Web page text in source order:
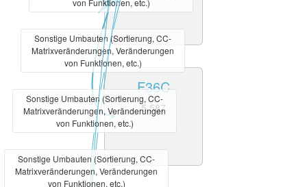
F36C
5.587
Sonstige Umbauten (Sortierung, CC-
Matrixveränderungen, Veränderungen
von Funktionen, etc.)
Sonstige Umbauten (Sortierung, CC-
Matrixveränderungen, Veränderungen
von Funktionen, etc.)
Sonstige Umbauten (Sortierung, CC-
Matrixveränderungen, Veränderungen
von Funktionen, etc.)